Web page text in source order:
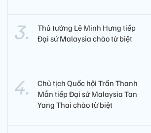
Thủ tướng Lê Minh Hưng tiếp
Đại sứ Malaysia chào từ biệt
Chủ tịch Quốc hội Trần Thanh
Mẫn tiếp Đại sứ Malaysia Tan
Yang Thai chào từ biệt